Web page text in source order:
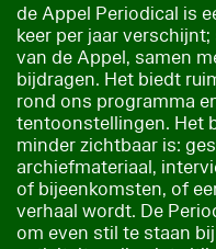
de Appel Periodical is
keer per jaar
van de Appel, samen
bijdragen. Het biedt
rond ons programma
tentoonstellingen. Het
minder zichtbaar is:
archiefmateriaal,
of bijeenkomsten, of
verhaal wordt. De
om even stil te staan